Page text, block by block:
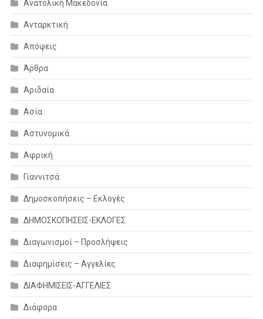
Ανατολική Μακεδονία
Ανταρκτική
Απόψεις
Άρθρα
Αριδαία
Ασία
Αστυνομικά
Αφρική
Γιαννιτσά
Δημοσκοπήσεις – Εκλογές
ΔΗΜΟΣΚΟΠΗΣΕΙΣ-ΕΚΛΟΓΕΣ
Διαγωνισμοί – Προσλήψεις
Διαφημίσεις – Αγγελίες
ΔΙΑΦΗΜΙΣΕΙΣ-ΑΓΓΕΛΙΕΣ
Διάφορα